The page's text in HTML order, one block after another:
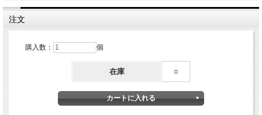
注文
購入数： 個
在庫 ○